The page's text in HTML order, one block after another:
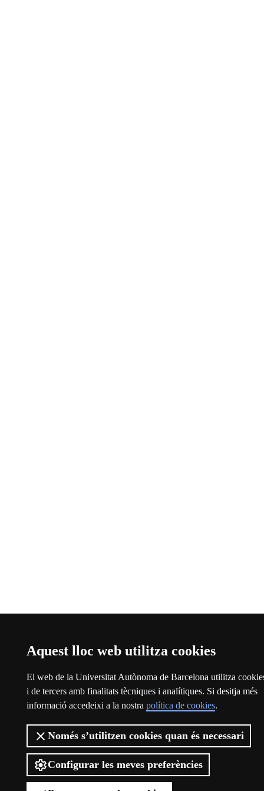
Aquest lloc web utilitza cookies
El web de la Universitat Autònoma de Barcelona utilitza
i de tercers amb finalitats tècniques i analítiques. Si desitja més
informació accedeixi a la nostra política de cookies.
Només s’utilitzen cookies quan és necessari
Configurar les meves preferències